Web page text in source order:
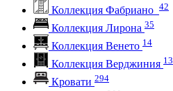
Коллекция Фабриано 42
Коллекция Лирона 35
Коллекция Венето 14
Коллекция Верджиния 13
Кровати 294